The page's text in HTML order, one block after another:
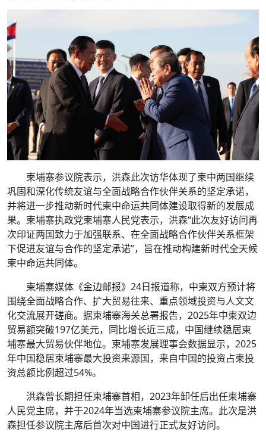
柬埔寨参议院表示，洪森此次访华体现了柬中两国继续
巩固和深化传统友谊与全面战略合作伙伴关系的坚定承诺，
并将进一步推动新时代柬中命运共同体建设取得新的发展成
果。柬埔寨执政党柬埔寨人民党表示，洪森“此次友好访问再
次印证两国致力于加强联系、在全面战略合作伙伴关系框架
下促进友谊与合作的坚定承诺”，旨在推动构建新时代全天候
柬中命运共同体。
柬埔寨媒体《金边邮报》24日报道称，中柬双方预计将
围绕全面战略合作、扩大贸易往来、重点领域投资与人文文
化交流展开磋商。据柬埔寨海关总署报告，2025年中柬双边
贸易额突破197亿美元，同比增长近三成，中国继续稳居柬
埔寨最大贸易伙伴地位。柬埔寨发展理事会数据显示，2025
年中国稳居柬埔寨最大投资来源国，来自中国的投资占柬投
资总额比例超过54%。
洪森曾长期担任柬埔寨首相，2023年卸任后出任柬埔寨
人民党主席，并于2024年当选柬埔寨参议院主席。此次是洪
森担任参议院主席后首次对中国进行正式友好访问。